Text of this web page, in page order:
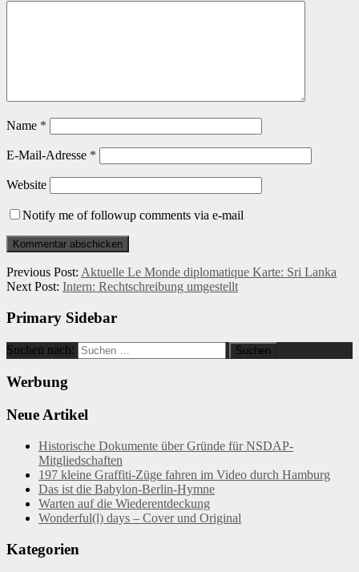
Name *
E-Mail-Adresse *
Website
Notify me of followup comments via e-mail
Previous Post: Aktuelle Le Monde diplomatique Karte: Sri Lanka
Next Post: Intern: Rechtschreibung umgestellt
Primary Sidebar
Suchen nach:
Werbung
Neue Artikel
Historische Dokumente über Gründe für NSDAP-
Mitgliedschaften
197 kleine Graffiti-Züge fahren im Video durch Hamburg
Das ist die Babylon-Berlin-Hymne
Warten auf die Wiederentdeckung
Wonderful(l) days – Cover und Original
Kategorien